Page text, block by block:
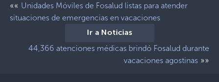
«« Unidades Móviles de Fosalud listas para atender
situaciones de emergencias en vacaciones
Ir a Noticias
44,366 atenciones médicas brindó Fosalud durante
vacaciones agostinas »»